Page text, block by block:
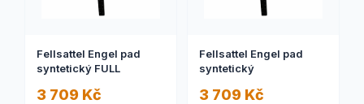
Fellsattel Engel pad
syntetický FULL
3 709 Kč
Fellsattel Engel pad
syntetický
3 709 Kč